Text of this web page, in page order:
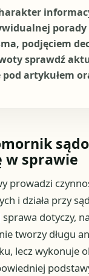
porady
podjęciem
sprawdź
pod artykułem
w sprawie
prowadzi
i działa przy
dotyczy,
tworzy długu
lecz wykonuje